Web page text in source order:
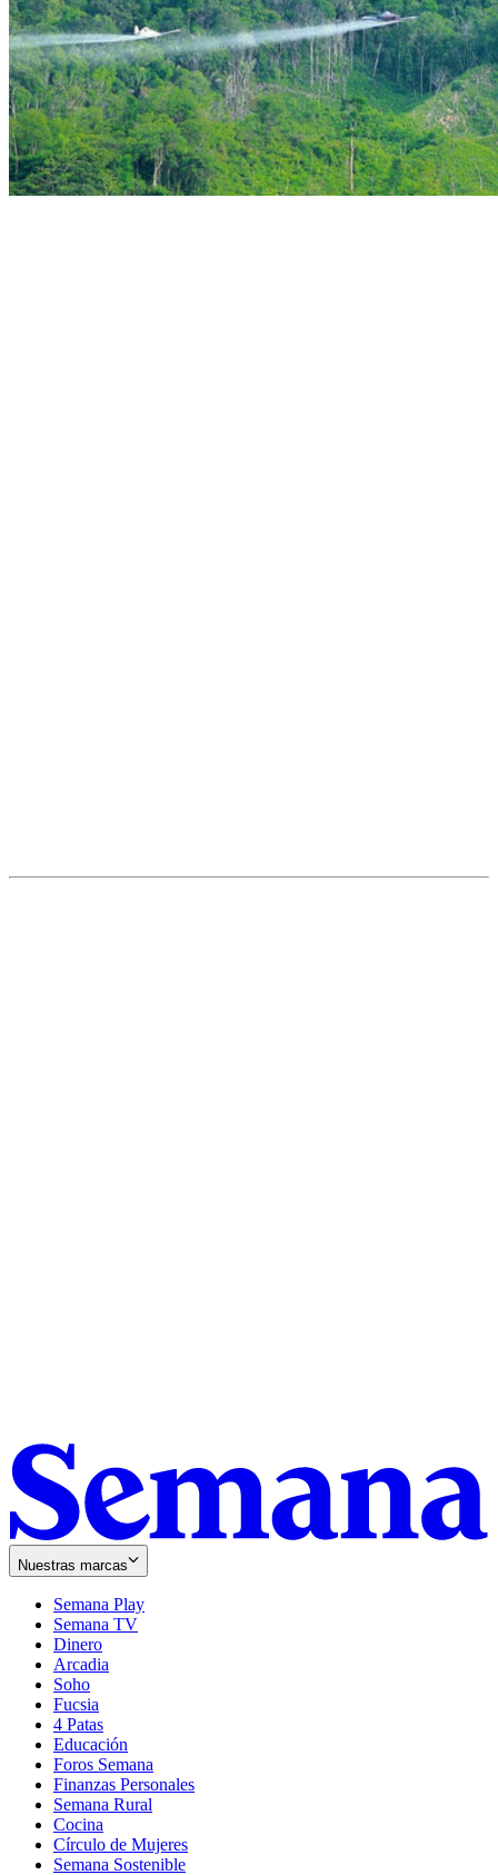
Nuestras marcas
Semana Play
Semana TV
Dinero
Arcadia
Soho
in
new
window
Fucsia
in
new
window
4 Patas
Educación
Foros Semana
Finanzas Personales
Semana Rural
Cocina
Círculo de Mujeres
Semana Sostenible